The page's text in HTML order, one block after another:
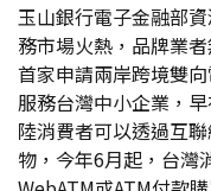
玉山銀行電子金融部
務市場火熱，品牌業
首家申請兩岸跨境雙
服務台灣中小企業，
陸消費者可以透過互
物，今年6月起，台灣